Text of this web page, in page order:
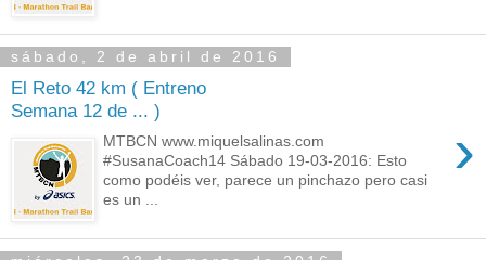
sábado, 2 de abril de 2016
El Reto 42 km ( Entreno
Semana 12 de ... )
›
MTBCN www.miquelsalinas.com
#SusanaCoach14 Sábado 19-03-2016: Esto
como podéis ver, parece un pinchazo pero casi
es un ...